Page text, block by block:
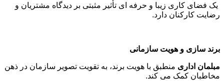
یک فضای کاری زیبا و حرفه ای تأثیر مثبتی بر دیدگاه مشتریان و
رضایت کارکنان دارد.
برند سازی و هویت سازمانی
مبلمان اداری منطبق با هویت برند، به تقویت تصویر سازمان در ذهن
مخاطبان کمک می کند.